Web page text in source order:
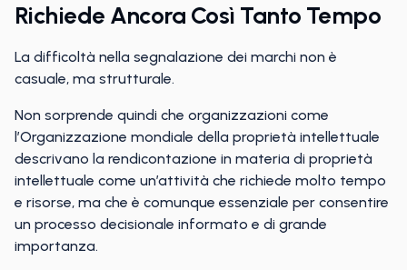
Richiede Ancora Così Tanto Tempo
La difficoltà nella segnalazione dei marchi non è
casuale, ma strutturale.
Non sorprende quindi che organizzazioni come
l’Organizzazione mondiale della proprietà intellettuale
descrivano la rendicontazione in materia di proprietà
intellettuale come un’attività che richiede molto tempo
e risorse, ma che è comunque essenziale per consentire
un processo decisionale informato e di grande
importanza.